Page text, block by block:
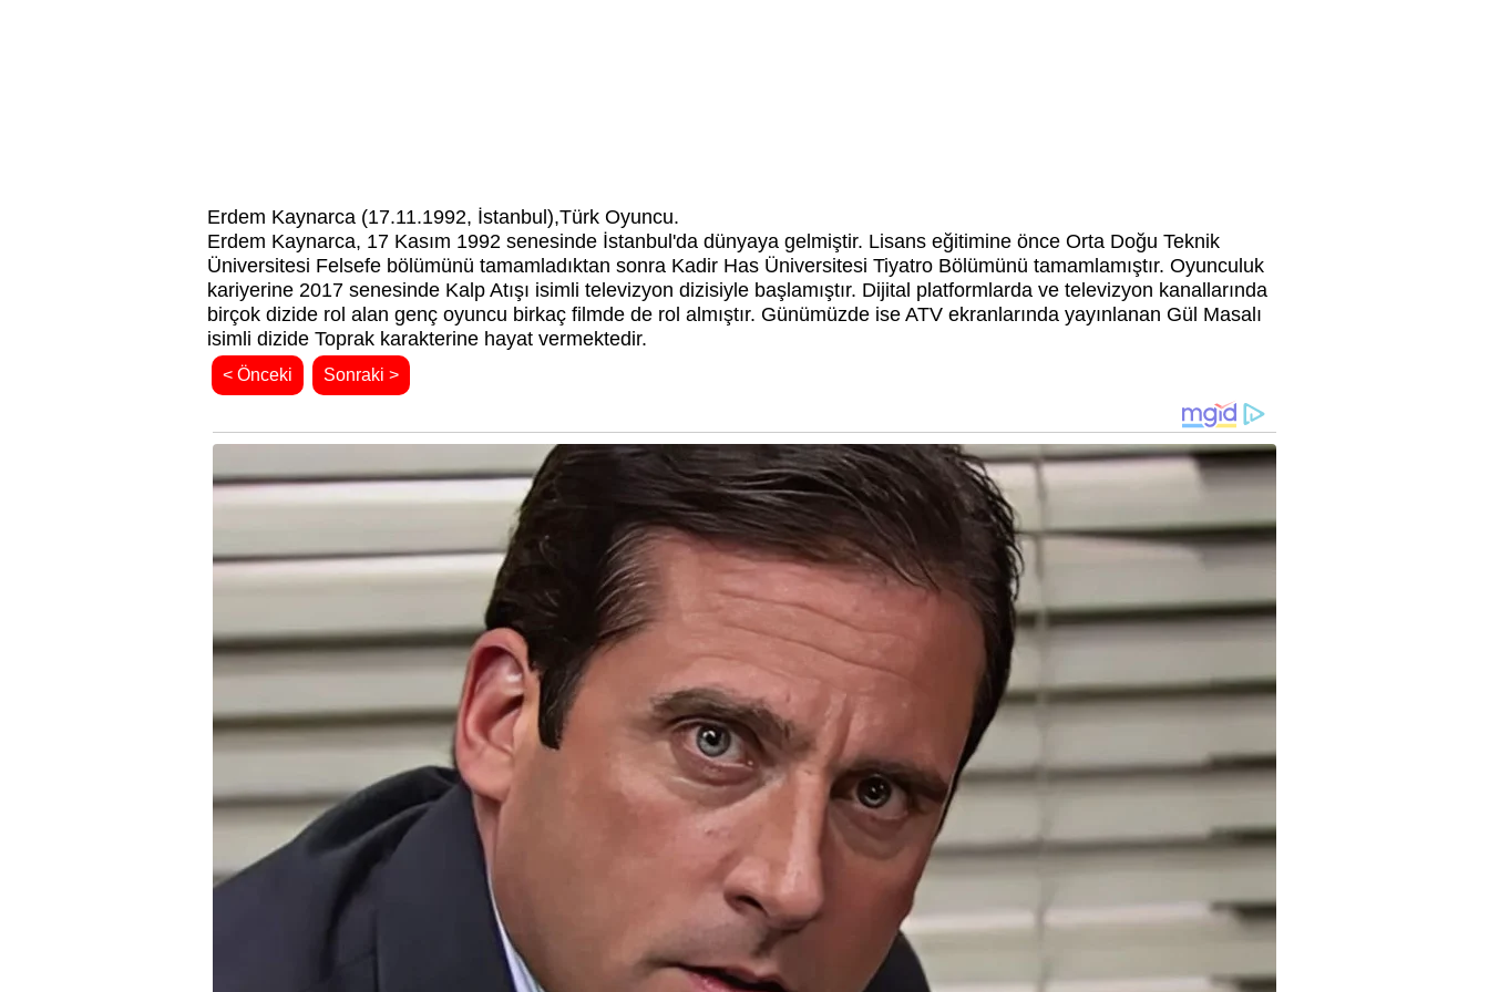
Erdem Kaynarca (17.11.1992, İstanbul),Türk Oyuncu.
Erdem Kaynarca, 17 Kasım 1992 senesinde İstanbul'da dünyaya gelmiştir. Lisans eğitimine önce Orta Doğu Teknik
Üniversitesi Felsefe bölümünü tamamladıktan sonra Kadir Has Üniversitesi Tiyatro Bölümünü tamamlamıştır. Oyunculuk
kariyerine 2017 senesinde Kalp Atışı isimli televizyon dizisiyle başlamıştır. Dijital platformlarda ve televizyon kanallarında
birçok dizide rol alan genç oyuncu birkaç filmde de rol almıştır. Günümüzde ise ATV ekranlarında yayınlanan Gül Masalı
isimli dizide Toprak karakterine hayat vermektedir.
< Önceki Sonraki >